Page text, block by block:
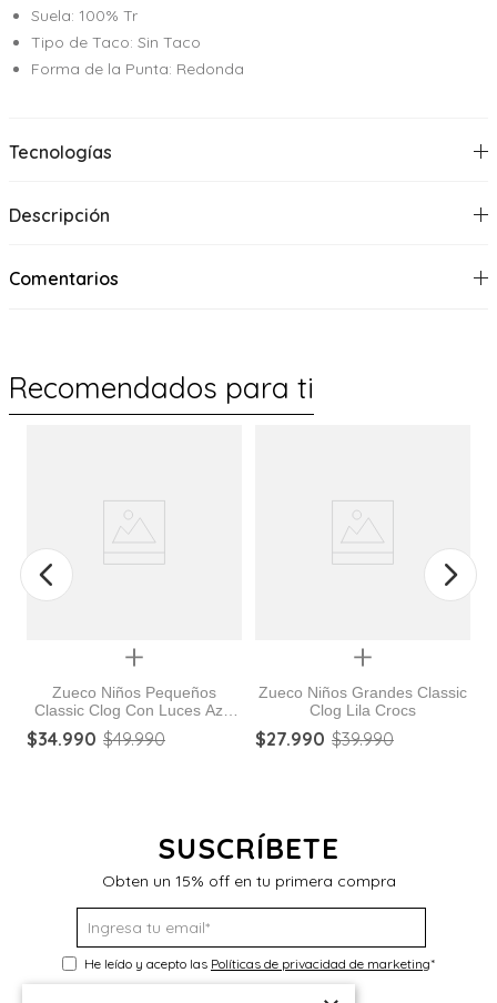
Suela: 100% Tr
Tipo de Taco: Sin Taco
Forma de la Punta: Redonda
Tecnologías
Descripción
Comentarios
Recomendados para ti
Quickview
Zueco Niños Pequeños
Classic Clog Con Luces Azul
$34.990 $49.990
Quickview
Zueco Niños Grandes Classic
Clog Lila Crocs
$27.990 $39.990
SUSCRÍBETE
Obten un 15% off en tu primera compra
He leído y acepto las Políticas de privacidad de marketing*